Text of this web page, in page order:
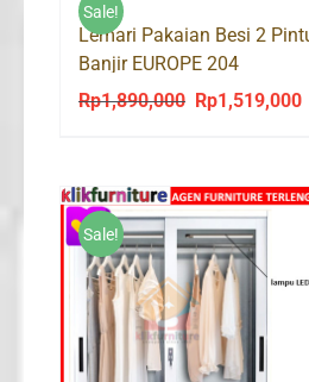
Sale!
Lemari Pakaian Besi 2
Banjir EUROPE 204
Rp1,890,000
Original
Rp1,890,000.
Rp1,519,000
Sale!